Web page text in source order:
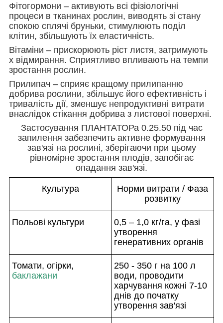
Фітогормони – активують всі фізіологічні
процеси в тканинах рослин, виводять зі стану
спокою сплячі бруньки, стимулюють поділ
клітин, збільшують їх еластичність.
Вітаміни – прискорюють ріст листя, затримують
х відмирання. Сприятливо впливають на темпи
зростання рослин.
Прилипач – сприяє кращому прилипанню
добрива рослини, збільшує його ефективність і
тривалість дії, зменшує непродуктивні витрати
внаслідок стікання добрива з листової поверхні.
Застосування ПЛАНТАТОРа 0.25.50 під час
запилення забезпечить активне формування
зав'язі на рослині, зберігаючи при цьому
рівномірне зростання плодів, запобігає
опадання зав'язі.
Культура
Норми витрати / Фаза
розвитку
Польові культури
0,5 – 1,0 кг/га, у фазі
утворення
генеративних органів
Томати, огірки,
баклажани
250 - 350 г на 100 л
води, проводити
харчування кожні 7-10
днів до початку
утворення зав'язі